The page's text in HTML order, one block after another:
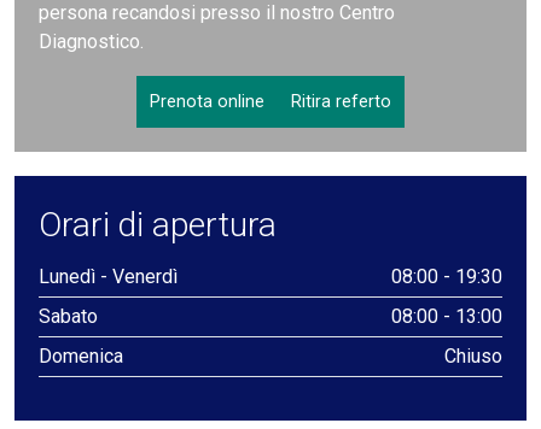
persona recandosi presso il nostro Centro
Diagnostico.
Prenota online Ritira referto
Orari di apertura
Lunedì - Venerdì
08:00 - 19:30
Sabato
08:00 - 13:00
Domenica
Chiuso